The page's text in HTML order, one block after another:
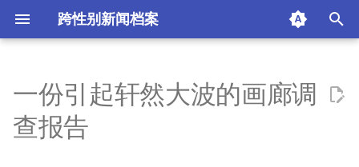
跨性别新闻档案
t
一份引起轩然大波的画廊调
查报告